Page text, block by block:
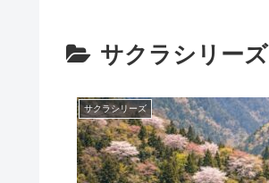
サクラシリーズ
サクラシリーズ